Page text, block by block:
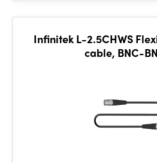
Infinitek L-2.5CHWS
cable, BNC-